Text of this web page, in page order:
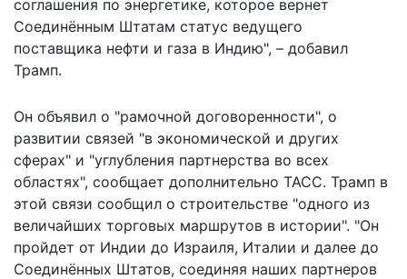
соглашения по энергетике, которое вернет
Соединённым Штатам статус ведущего
поставщика нефти и газа в Индию", – добавил
Трамп.
Он объявил о "рамочной договоренности", о
развитии связей "в экономической и других
сферах" и "углубления партнерства во всех
областях", сообщает дополнительно ТАСС. Трамп в
этой связи сообщил о строительстве "одного из
величайших торговых маршрутов в истории". "Он
пройдет от Индии до Израиля, Италии и далее до
Соединённых Штатов, соединяя наших партнеров